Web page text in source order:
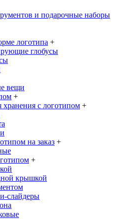
и подарочные наборы
логотипа +
глобусы
вещи
+
с логотипом +
на заказ +
+
крышкой
слайдеры